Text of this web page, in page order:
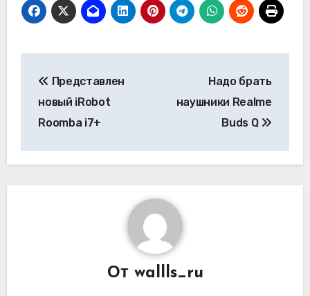
по
записям
Представлен
новый iRobot
Roomba i7+
Надо брать
наушники Realme
Buds Q
От wallls_ru